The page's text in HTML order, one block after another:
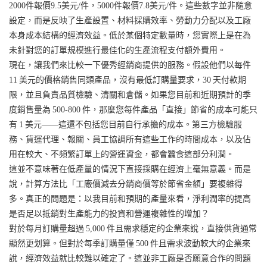
2000件報價9.5美元/件，5000件報價7.8美元/件。這些數字並非隨意
設定，而是反映了生產設置、材料採購效率、勞動力分配以及工廠
本身成本結構的經濟效益。低於某個特定數量時，您實際上是在為
未針對您​​的訂單規模進行最佳化的生產流程支付額外費用。
現在，讓我們來比較一下優秀經銷商提供的服務。假設他們以每件
11 美元的價格銷售同類產品，沒有最低訂購量要求，30 天付款期
限，並且負責品質檢驗、清關和倉儲。如果您目前和近期預計的季
度銷售量為 500-800 件，那麼您每件產品「直接」節省的成本可能只
有 1 美元——這還不包括您目前自行承擔的成本。第三方檢驗服
務、貨運代理、報關、員工協調所有這些工作的時間成本，以及佔
用在較大、不頻繁訂單上的營運資金，都會蠶食這部分利潤。
這並不意味著在低產量的情況下直接採購在經濟上毫無意義。而是
說，計算方法比「工廠價減去分銷商價等於節省金額」要複雜得
多。真正的問題是：以我目前和預期的產量來看，淨利潤率的提高
是否足以抵銷對生產能力的投資和營運複雜性的增加？
對於每月訂購量超過 5,000 件且需求穩定的企業來說，直接供貨通常
顯然更划算。但對於每季訂購量僅 500 件且需求波動較大的企業來
說，經濟效益就比較難以確定了。這並非工廠是否願意合作的問題